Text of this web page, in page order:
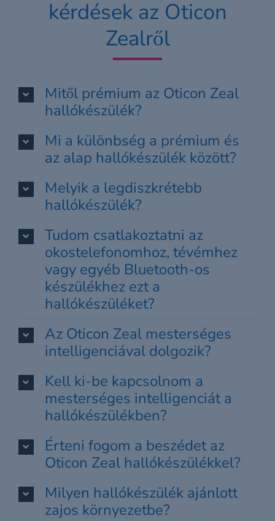
kérdések az Oticon
Zealről
Mitől prémium az Oticon Zeal
hallókészülék?
Mi a különbség a prémium és
az alap hallókészülék között?
Melyik a legdiszkrétebb
hallókészülék?
Tudom csatlakoztatni az
okostelefonomhoz, tévémhez
vagy egyéb Bluetooth-os
készülékhez ezt a
hallókészüléket?
Az Oticon Zeal mesterséges
intelligenciával dolgozik?
Kell ki-be kapcsolnom a
mesterséges intelligenciát a
hallókészülékben?
Érteni fogom a beszédet az
Oticon Zeal hallókészülékkel?
Milyen hallókészülék ajánlott
zajos környezetbe?